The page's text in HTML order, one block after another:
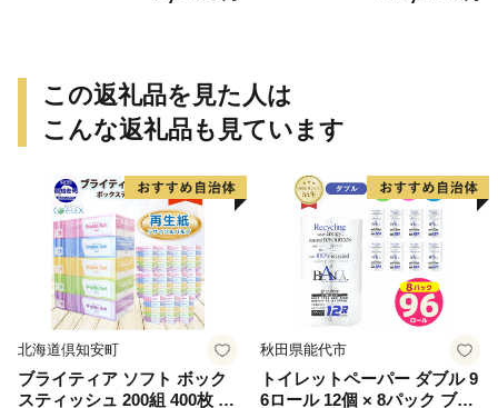
この返礼品を見た人は
こんな返礼品も見ています
北海道倶知安町
ブライティア ソフト ボック
スティッシュ 200組 400枚 60
秋田県能代市
トイレットペーパー ダブル 9
6ロール 12個 × 8パック ブラ